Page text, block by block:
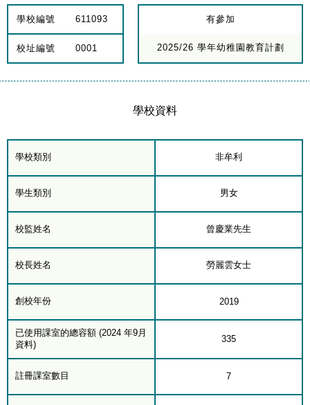
學校編號 611093
校址編號 0001
有參加
2025/26 學年幼稚園教育計劃
學校資料
學校類別 非牟利
學生類別 男女
校監姓名 曾慶業先生
校長姓名 勞麗雲女士
創校年份 2019
已使用課室的總容額 (2024 年9月
資料)
335
註冊課室數目 7